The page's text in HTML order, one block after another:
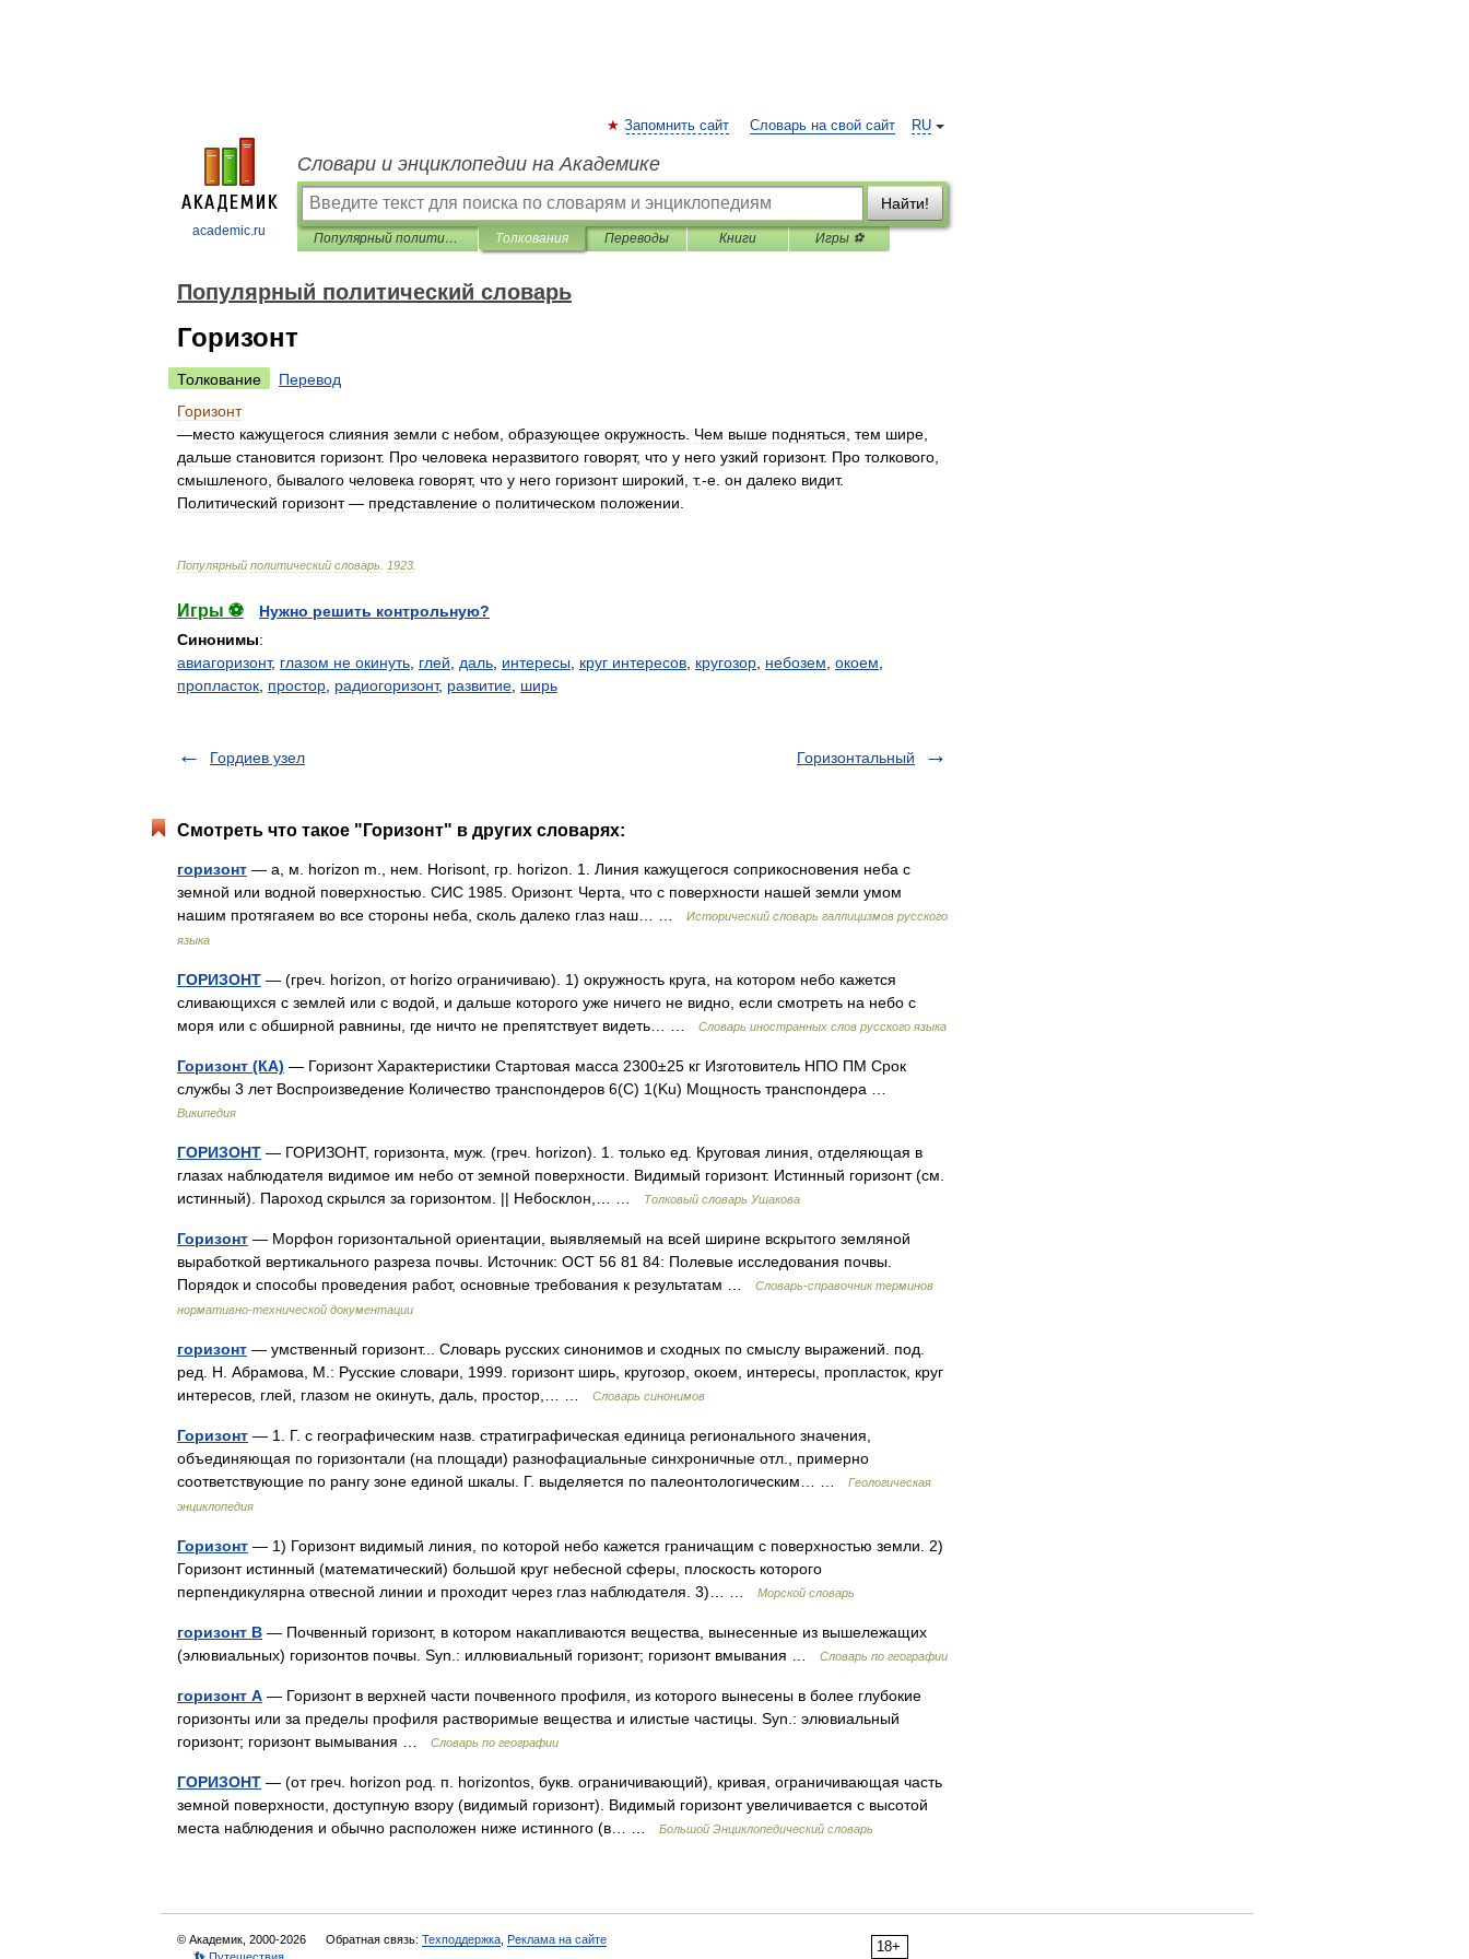
academic.ru
RU
Запомнить сайт Словарь на свой сайт
Словари и энциклопедии на Академике
Найти!
Популярный политический словарь Толкования Переводы Книги Игры ⚽
Популярный политический словарь
Горизонт
Толкование
Перевод
Горизонт
—место кажущегося слияния земли с небом образующее окружность Чем выше подняться тем шире
дальше становится горизонт. Про человека неразвитого говорят, что у него узкий горизонт. Про толкового
смышленого бывалого человека говорят, что у него горизонт широкий т.-е он далеко видит.
Политический горизонт— представление о политическом положении
Популярный политический словарь 1923
Игры ⚽
Нужно решить контрольную?
Синонимы:
авиагоризонт, глазом не окинуть глей даль интересы круг интересов кругозор небозем окоем
пропласток простор радиогоризонт, развитие ширь
Гордиев узел Горизонтальный
Смотреть что такое "Горизонт" в других словарях:
горизонт — а, м. horizon m., нем. Horisont, гр. horizon. 1. Линия кажущегося соприкосновения неба с
земной или водной поверхностью. СИС 1985. Оризонт. Черта, что с поверхности нашей земли умом
нашим протягаяем во все стороны неба, сколь далеко глаз наш… …
Исторический словарь галлицизмов русского
языка
ГОРИЗОНТ — (греч. horizon, от horizo ограничиваю). 1) окружность круга, на котором небо кажется
сливающихся с землей или с водой, и дальше которого уже ничего не видно, если смотреть на небо с
моря или с обширной равнины, где ничто не препятствует видеть… …
Словарь иностранных слов русского языка
Горизонт (КА) — Горизонт Характеристики Стартовая масса 2300±25 кг Изготовитель НПО ПМ Срок
службы 3 лет Воспроизведение Количество транспондеров 6(C) 1(Ku) Мощность транспондера …
Википедия
ГОРИЗОНТ — ГОРИЗОНТ, горизонта, муж. (греч. horizon). 1. только ед. Круговая линия, отделяющая в
глазах наблюдателя видимое им небо от земной поверхности. Видимый горизонт. Истинный горизонт (см.
истинный). Пароход скрылся за горизонтом. || Небосклон,… …
Толковый словарь Ушакова
Горизонт — Морфон горизонтальной ориентации, выявляемый на всей ширине вскрытого земляной
выработкой вертикального разреза почвы. Источник: ОСТ 56 81 84: Полевые исследования почвы.
Порядок и способы проведения работ, основные требования к результатам …
Словарь-справочник терминов
нормативно-технической документации
горизонт — умственный горизонт... Словарь русских синонимов и сходных по смыслу выражений. под.
ред. Н. Абрамова, М.: Русские словари, 1999. горизонт ширь, кругозор, окоем, интересы, пропласток, круг
интересов, глей, глазом не окинуть, даль, простор,… …
Словарь синонимов
Горизонт — 1. Г. с географическим назв. стратиграфическая единица регионального значения,
объединяющая по горизонтали (на площади) разнофациальные синхроничные отл., примерно
соответствующие по рангу зоне единой шкалы. Г. выделяется по палеонтологическим… …
Геологическая
энциклопедия
Горизонт — 1) Горизонт видимый линия, по которой небо кажется граничащим с поверхностью земли. 2)
Горизонт истинный (математический) большой круг небесной сферы, плоскость которого
перпендикулярна отвесной линии и проходит через глаз наблюдателя. 3)… …
Морской словарь
горизонт B — Почвенный горизонт, в котором накапливаются вещества, вынесенные из вышележащих
(элювиальных) горизонтов почвы. Syn.: иллювиальный горизонт; горизонт вмывания …
Словарь по географии
горизонт А — Горизонт в верхней части почвенного профиля, из которого вынесены в более глубокие
горизонты или за пределы профиля растворимые вещества и илистые частицы. Syn.: элювиальный
горизонт; горизонт вымывания …
Словарь по географии
ГОРИЗОНТ — (от греч. horizon род. п. horizontos, букв. ограничивающий), кривая, ограничивающая часть
земной поверхности, доступную взору (видимый горизонт). Видимый горизонт увеличивается с высотой
места наблюдения и обычно расположен ниже истинного (в… …
Большой Энциклопедический словарь
18+
© Академик, 2000-2026 Обратная связь: Техподдержка Реклама на сайте